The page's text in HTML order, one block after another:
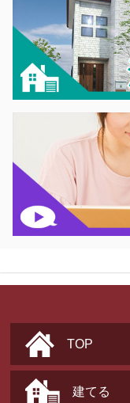
TOP
建てる